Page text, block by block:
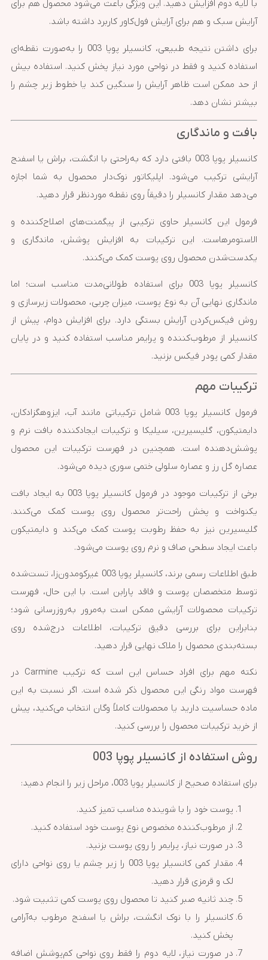
با لایه دوم افزایش دهید. این ویژگی باعث می‌شود محصول هم برای
آرایش سبک و هم برای آرایش فول‌کاور کاربرد داشته باشد.
برای داشتن نتیجه طبیعی، کانسیلر پوپا 003 را به‌صورت نقطه‌ای
استفاده کنید و فقط در نواحی مورد نیاز پخش کنید. استفاده بیش
از حد ممکن است ظاهر آرایش را سنگین کند یا خطوط زیر چشم را
بیشتر نشان دهد.
بافت و ماندگاری
کانسیلر پوپا 003 بافتی دارد که به‌راحتی با انگشت، براش یا اسفنج
آرایشی ترکیب می‌شود. اپلیکاتور نوک‌دار محصول به شما اجازه
می‌دهد مقدار کانسیلر را دقیقاً روی نقطه موردنظر قرار دهید.
فرمول این کانسیلر حاوی ترکیبی از پیگمنت‌های اصلاح‌کننده و
الاستومرهاست. این ترکیبات به افزایش پوشش، ماندگاری و
یکدست‌شدن محصول روی پوست کمک می‌کنند.
کانسیلر پوپا 003 برای استفاده طولانی‌مدت مناسب است؛ اما
ماندگاری نهایی آن به نوع پوست، میزان چربی، محصولات زیرسازی و
روش فیکس‌کردن آرایش بستگی دارد. برای افزایش دوام، پیش از
کانسیلر از مرطوب‌کننده و پرایمر مناسب استفاده کنید و در پایان
مقدار کمی پودر فیکس بزنید.
ترکیبات مهم
فرمول کانسیلر پوپا 003 شامل ترکیباتی مانند آب، ایزوهگزادکان،
دایمتیکون، گلیسیرین، سیلیکا و ترکیبات ایجادکننده بافت نرم و
پوشش‌دهنده است. همچنین در فهرست ترکیبات این محصول
عصاره گل رز و عصاره سلولی ختمی سوری دیده می‌شود.
برخی از ترکیبات موجود در فرمول کانسیلر پوپا 003 به ایجاد بافت
یکنواخت و پخش راحت‌تر محصول روی پوست کمک می‌کنند.
گلیسیرین نیز به حفظ رطوبت پوست کمک می‌کند و دایمتیکون
باعث ایجاد سطحی صاف و نرم روی پوست می‌شود.
طبق اطلاعات رسمی برند، کانسیلر پوپا 003 غیرکومدون‌زا، تست‌شده
توسط متخصصان پوست و فاقد پارابن است. با این حال، فهرست
ترکیبات محصولات آرایشی ممکن است به‌مرور به‌روزرسانی شود؛
بنابراین برای بررسی دقیق ترکیبات، اطلاعات درج‌شده روی
بسته‌بندی محصول را ملاک نهایی قرار دهید.
نکته مهم برای افراد حساس این است که ترکیب Carmine در
فهرست مواد رنگی این محصول ذکر شده است. اگر نسبت به این
ماده حساسیت دارید یا محصولات کاملاً وگان انتخاب می‌کنید، پیش
از خرید ترکیبات محصول را بررسی کنید.
روش استفاده از کانسیلر پوپا 003
برای استفاده صحیح از کانسیلر پوپا 003، مراحل زیر را انجام دهید:
پوست خود را با شوینده مناسب تمیز کنید.
از مرطوب‌کننده مخصوص نوع پوست خود استفاده کنید.
در صورت نیاز، پرایمر را روی پوست بزنید.
مقدار کمی کانسیلر پوپا 003 را زیر چشم یا روی نواحی دارای
لک و قرمزی قرار دهید.
چند ثانیه صبر کنید تا محصول روی پوست کمی تثبیت شود.
کانسیلر را با نوک انگشت، براش یا اسفنج مرطوب به‌آرامی
پخش کنید.
در صورت نیاز، لایه دوم را فقط روی نواحی کم‌پوشش اضافه